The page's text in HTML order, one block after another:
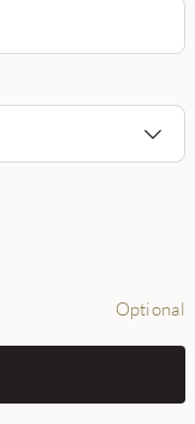
Optional